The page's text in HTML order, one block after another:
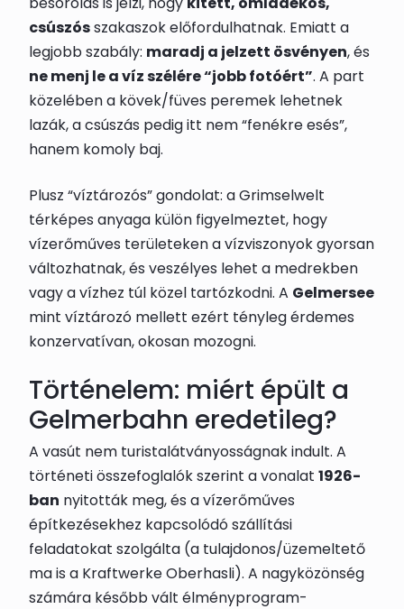
csúszósszakaszok előfordulhatnak. Emiatt a
legjobb szabály: maradj a jelzett ösvényen, és
ne menj le a víz szélére “jobb fotóért”. A part
közelében a kövek/füves peremek lehetnek
lazák, a csúszás pedig itt nem “fenékre esés”,
hanem komoly baj.
Plusz “víztározós” gondolat: a Grimselwelt
térképes anyaga külön figyelmeztet, hogy
vízerőműves területeken a vízviszonyok gyorsan
változhatnak, és veszélyes lehet a medrekben
vagy a vízhez túl közel tartózkodni. A Gelmersee
mint víztározó mellett ezért tényleg érdemes
konzervatívan, okosan mozogni.
Történelem: miért épült a
Gelmerbahn eredetileg?
A vasút nem turistalátványosságnak indult. A
történeti összefoglalók szerint a vonalat 1926-
ban nyitották meg, és a vízerőműves
építkezésekhez kapcsolódó szállítási
feladatokat szolgálta (a tulajdonos/üzemeltető
ma is a Kraftwerke Oberhasli). A nagyközönség
számára később vált élményprogram-